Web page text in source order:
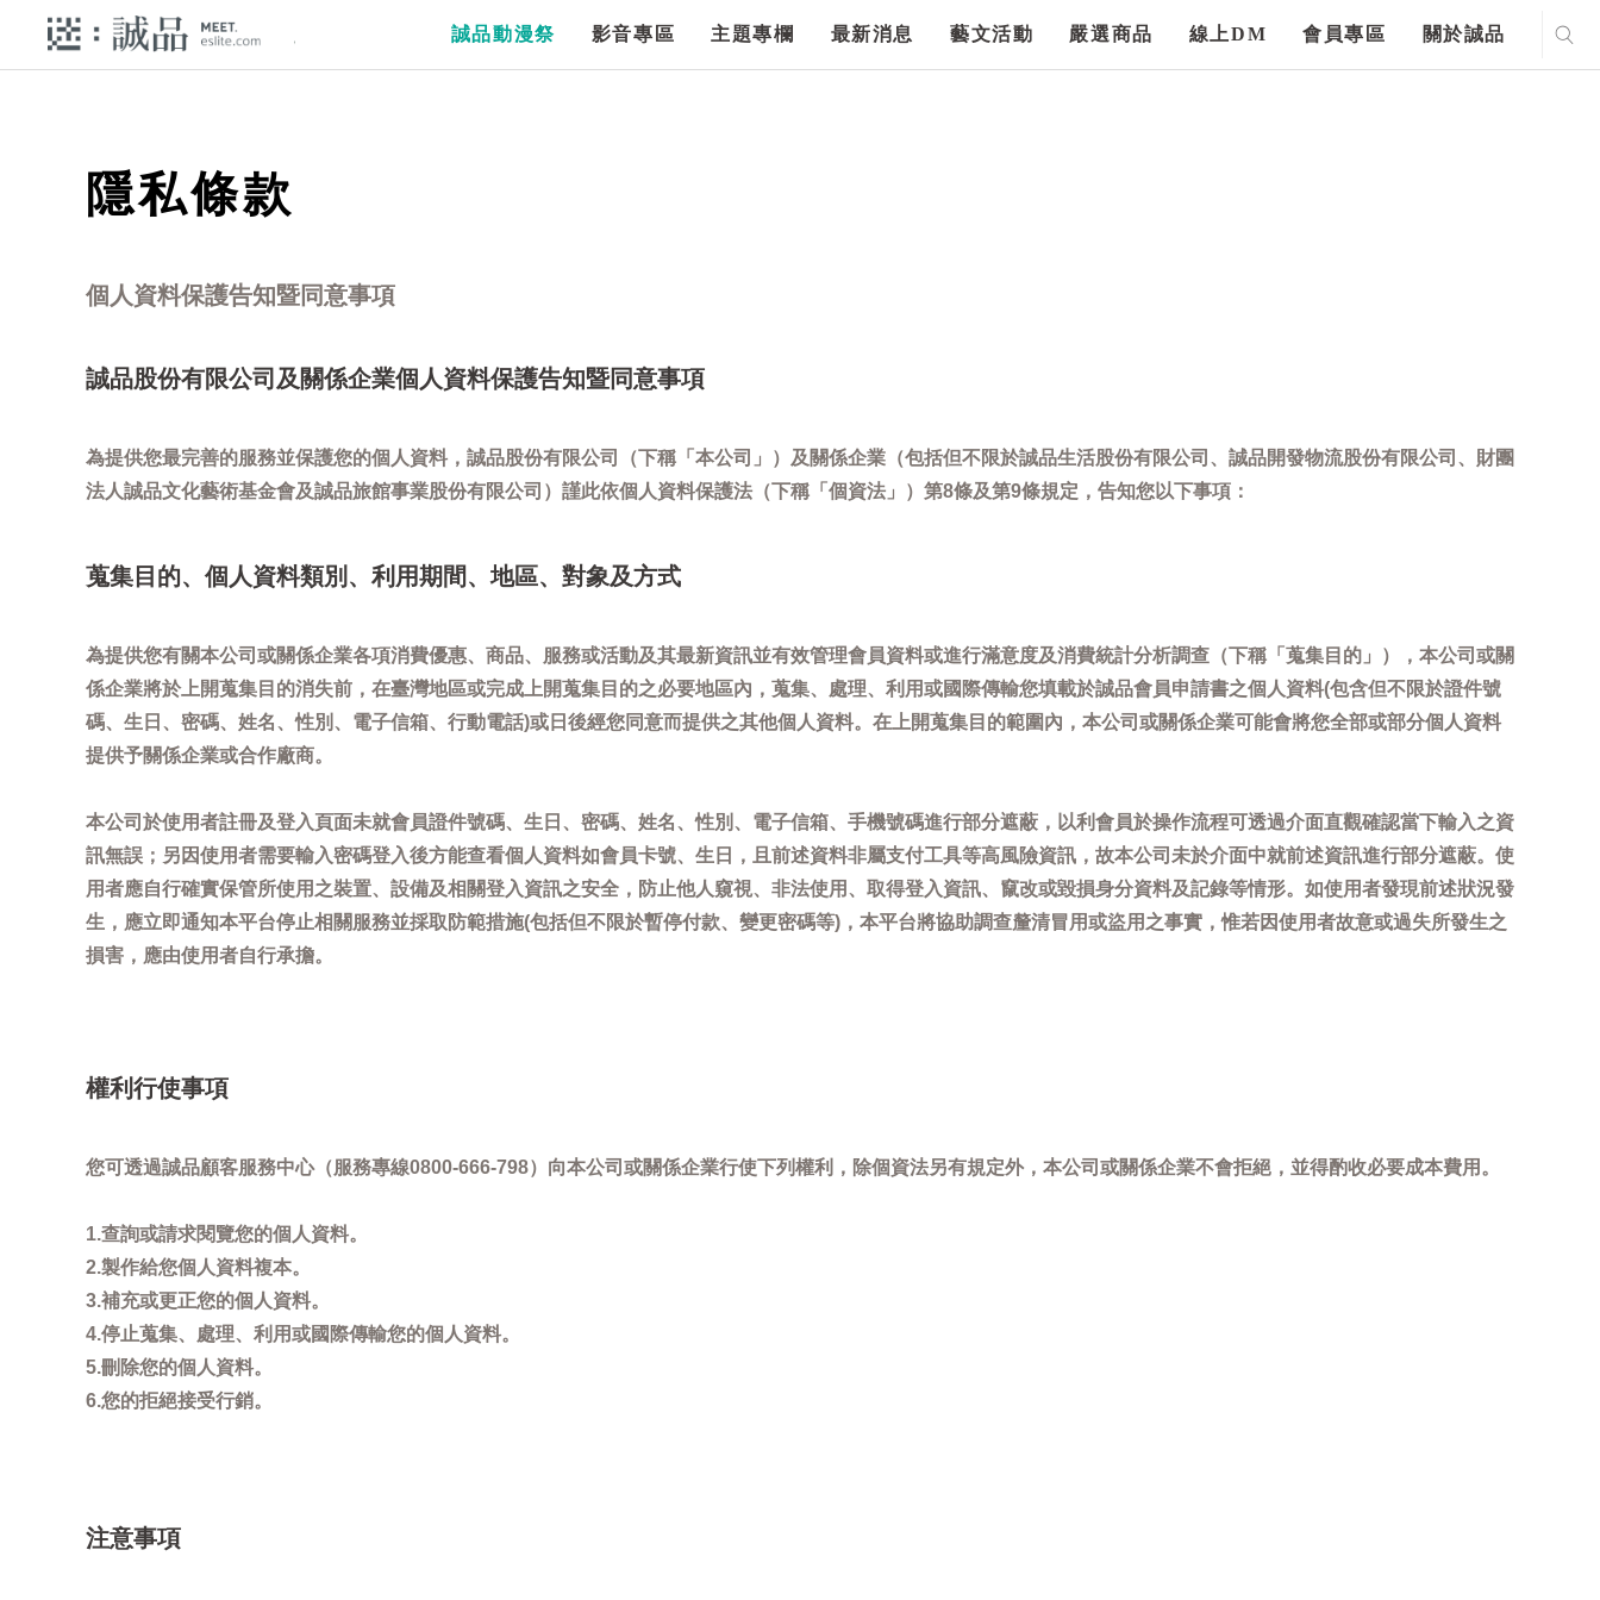
誠品動漫祭 影音專區 主題專欄 最新消息 藝文活動 嚴選商品 線上DM 會員專區 關於誠品
隱私條款
個人資料保護告知暨同意事項
誠品股份有限公司及關係企業個人資料保護告知暨同意事項
為提供您最完善的服務並保護您的個人資料，誠品股份有限公司（下稱「本公司」）及關係企業（包括但不限於誠品生活股份有限公司、誠品開發物流股份有限公司、財團
法人誠品文化藝術基金會及誠品旅館事業股份有限公司）謹此依個人資料保護法（下稱「個資法」）第8條及第9條規定，告知您以下事項：
蒐集目的、個人資料類別、利用期間、地區、對象及方式
為提供您有關本公司或關係企業各項消費優惠、商品、服務或活動及其最新資訊並有效管理會員資料或進行滿意度及消費統計分析調查（下稱「蒐集目的」），本公司或關
係企業將於上開蒐集目的消失前，在臺灣地區或完成上開蒐集目的之必要地區內，蒐集、處理、利用或國際傳輸您填載於誠品會員申請書之個人資料(包含但不限於證件號
碼、生日、密碼、姓名、性別、電子信箱、行動電話)或日後經您同意而提供之其他個人資料。在上開蒐集目的範圍內，本公司或關係企業可能會將您全部或部分個人資料
提供予關係企業或合作廠商。
本公司於使用者註冊及登入頁面未就會員證件號碼、生日、密碼、姓名、性別、電子信箱、手機號碼進行部分遮蔽，以利會員於操作流程可透過介面直觀確認當下輸入之資
訊無誤；另因使用者需要輸入密碼登入後方能查看個人資料如會員卡號、生日，且前述資料非屬支付工具等高風險資訊，故本公司未於介面中就前述資訊進行部分遮蔽。使
用者應自行確實保管所使用之裝置、設備及相關登入資訊之安全，防止他人窺視、非法使用、取得登入資訊、竄改或毀損身分資料及記錄等情形。如使用者發現前述狀況發
生，應立即通知本平台停止相關服務並採取防範措施(包括但不限於暫停付款、變更密碼等)，本平台將協助調查釐清冒用或盜用之事實，惟若因使用者故意或過失所發生之
損害，應由使用者自行承擔。
權利行使事項
您可透過誠品顧客服務中心（服務專線0800-666-798）向本公司或關係企業行使下列權利，除個資法另有規定外，本公司或關係企業不會拒絕，並得酌收必要成本費用。
1.查詢或請求閱覽您的個人資料。
2.製作給您個人資料複本。
3.補充或更正您的個人資料。
4.停止蒐集、處理、利用或國際傳輸您的個人資料。
5.刪除您的個人資料。
6.您的拒絕接受行銷。
注意事項